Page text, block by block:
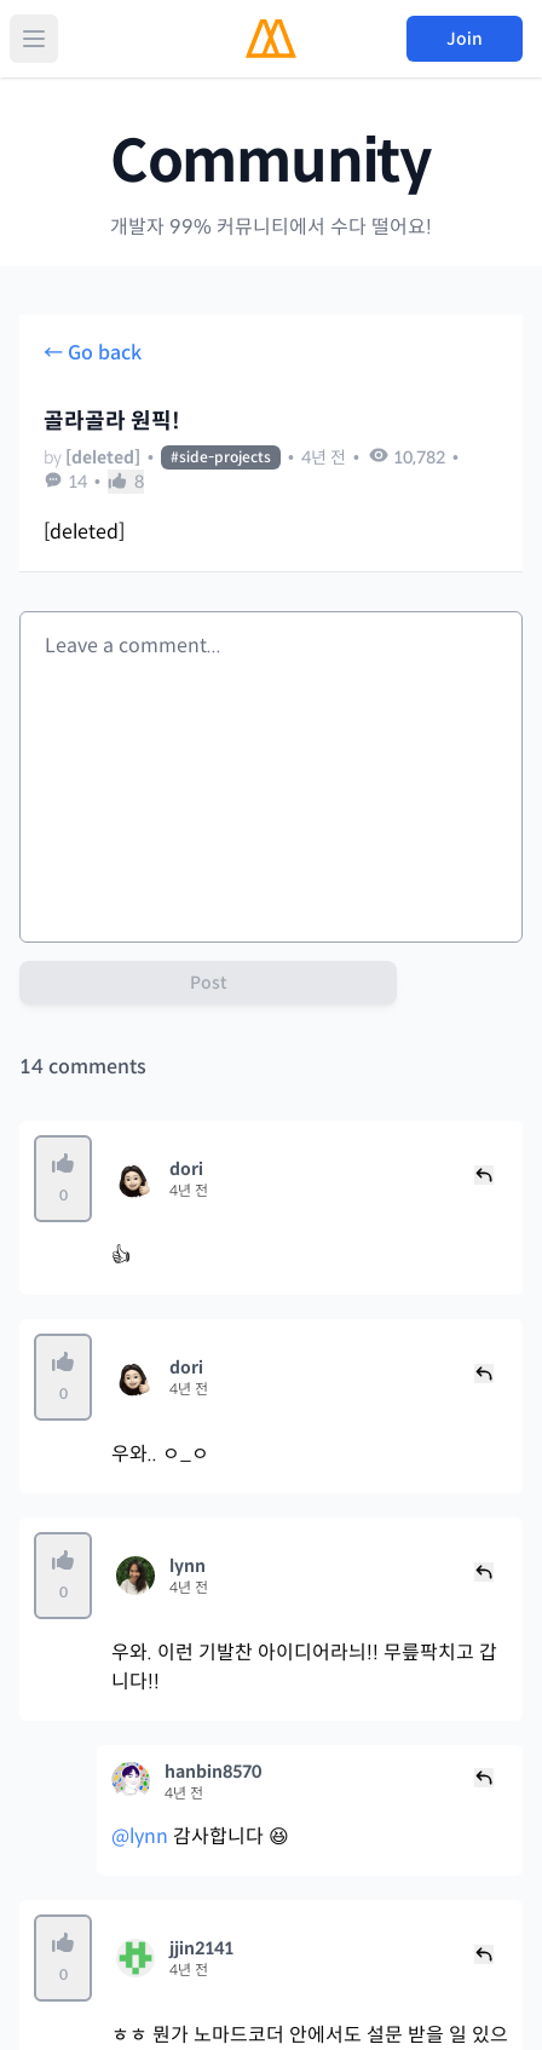
Join
Community
개발자 99% 커뮤니티에서 수다 떨어요!
← Go back
골라골라 원픽!
by [deleted] • #side-projects • 4년 전 • 10,782 •
14 • 8
[deleted]
Post
14comments
0
dori
4년 전
👍
0
dori
4년 전
우와.. ㅇ_ㅇ
0
lynn
4년 전
우와. 이런 기발찬 아이디어라늬!! 무릎팍치고 갑
니다!!
hanbin8570
4년 전
@lynn 감사합니다 😆
0
jjin2141
4년 전
ㅎㅎ 뭔가 노마드코더 안에서도 설문 받을 일 있으